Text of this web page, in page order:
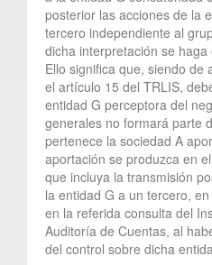
posterior las acciones de la
tercero independiente al
dicha interpretación se
Ello significa que, siendo de
el artículo 15 del TRLIS,
entidad G perceptora del
generales no formará parte
pertenece la sociedad A
aportación se produzca en
que incluya la transmisión
la entidad G a un tercero,
en la referida consulta del
Auditoría de Cuentas, al
del control sobre dicha